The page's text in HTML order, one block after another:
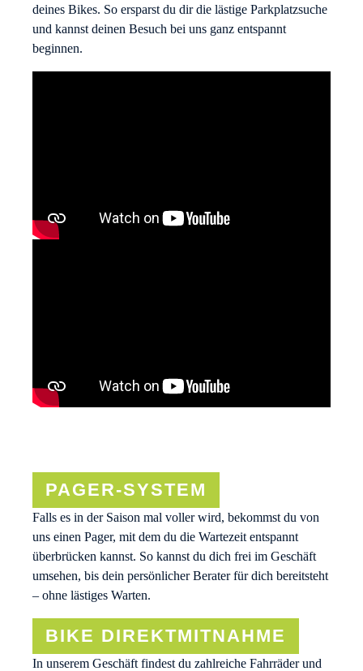
deines Bikes. So ersparst du dir die lästige Parkplatzsuche
und kannst deinen Besuch bei uns ganz entspannt
beginnen.
PAGER-SYSTEM
Falls es in der Saison mal voller wird, bekommst du von
uns einen Pager, mit dem du die Wartezeit entspannt
überbrücken kannst. So kannst du dich frei im Geschäft
umsehen, bis dein persönlicher Berater für dich bereitsteht
– ohne lästiges Warten.
BIKE DIREKTMITNAHME
In unserem Geschäft findest du zahlreiche Fahrräder und